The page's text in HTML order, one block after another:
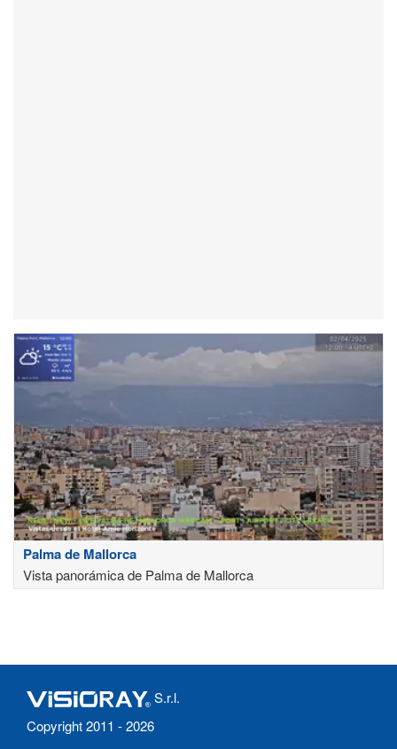
Palma de Mallorca
Vista panorámica de Palma de Mallorca
S.r.l.
Copyright 2011 - 2026